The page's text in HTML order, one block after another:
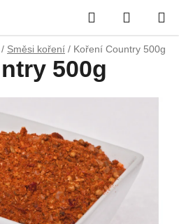
Hledat
KOŠÍK
/ Směsi koření / Koření Country 500g
500g